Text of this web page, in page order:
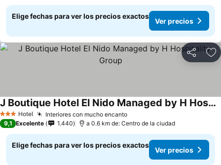
Elige fechas para ver los precios exactos
Ver precios
Compartir
3 Estrellas
Hotel Interiores con mucho encanto
J Boutique Hotel El Nido Managed by H Hospitality Group
9,1 Excelente 1.440 a 0.6 km de: Centro de la ciudad
Elige fechas para ver los precios exactos
Ver precios